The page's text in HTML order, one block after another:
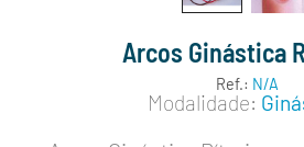
Arcos Ginástica
Ref.: N/A
Modalidade: